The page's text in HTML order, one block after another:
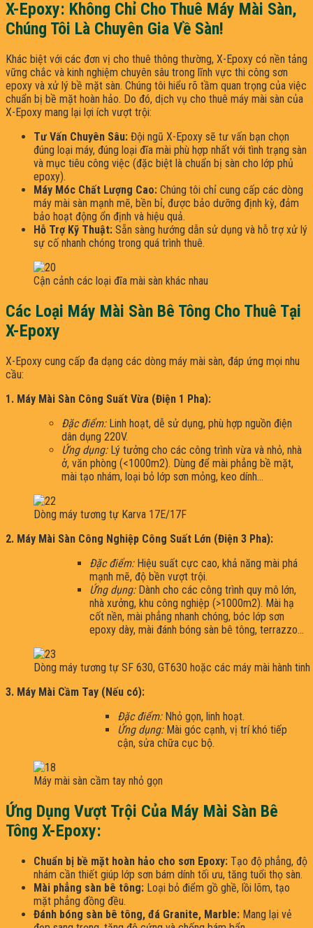
X-Epoxy: Không Chỉ Cho Thuê Máy Mài Sàn,
Chúng Tôi Là Chuyên Gia Về Sàn!
Khác biệt với các đơn vị cho thuê thông thường, X-Epoxy có nền tảng
vững chắc và kinh nghiệm chuyên sâu trong lĩnh vực thi công sơn
epoxy và xử lý bề mặt sàn. Chúng tôi hiểu rõ tầm quan trọng của việc
chuẩn bị bề mặt hoàn hảo. Do đó, dịch vụ cho thuê máy mài sàn của
X-Epoxy mang lại lợi ích vượt trội:
Tư Vấn Chuyên Sâu: Đội ngũ X-Epoxy sẽ tư vấn bạn chọn
đúng loại máy, đúng loại đĩa mài phù hợp nhất với tình trạng sàn
và mục tiêu công việc (đặc biệt là chuẩn bị sàn cho lớp phủ
epoxy).
Máy Móc Chất Lượng Cao: Chúng tôi chỉ cung cấp các dòng
máy mài sàn mạnh mẽ, bền bỉ, được bảo dưỡng định kỳ, đảm
bảo hoạt động ổn định và hiệu quả.
Hỗ Trợ Kỹ Thuật: Sẵn sàng hướng dẫn sử dụng và hỗ trợ xử lý
sự cố nhanh chóng trong quá trình thuê.
Cận cảnh các loại đĩa mài sàn khác nhau
Các Loại Máy Mài Sàn Bê Tông Cho Thuê Tại
X-Epoxy
X-Epoxy cung cấp đa dạng các dòng máy mài sàn, đáp ứng mọi nhu
cầu:
1. Máy Mài Sàn Công Suất Vừa (Điện 1 Pha):
Đặc điểm:Linh hoạt, dễ sử dụng, phù hợp nguồn điện
dân dụng 220V.
Ứng dụng:Lý tưởng cho các công trình vừa và nhỏ, nhà
ở, văn phòng (<1000m2). Dùng để mài phẳng bề mặt,
mài tạo nhám, loại bỏ lớp sơn mỏng, keo dính…
Dòng máy tương tự Karva 17E/17F
2. Máy Mài Sàn Công Nghiệp Công Suất Lớn (Điện 3 Pha):
Đặc điểm:Hiệu suất cực cao, khả năng mài phá
mạnh mẽ, độ bền vượt trội.
Ứng dụng:Dành cho các công trình quy mô lớn,
nhà xưởng, khu công nghiệp (>1000m2). Mài hạ
cốt nền, mài phẳng nhanh chóng, bóc lớp sơn
epoxy dày, mài đánh bóng sàn bê tông, terrazzo…
Dòng máy tương tự SF 630, GT630 hoặc các máy mài hành tinh
3. Máy Mài Cầm Tay (Nếu có):
Đặc điểm:Nhỏ gọn, linh hoạt.
Ứng dụng:Mài góc cạnh, vị trí khó tiếp
cận, sửa chữa cục bộ.
Máy mài sàn cầm tay nhỏ gọn
Ứng Dụng Vượt Trội Của Máy Mài Sàn Bê
Tông X-Epoxy:
Chuẩn bị bề mặt hoàn hảo cho sơn Epoxy: Tạo độ phẳng, độ
nhám cần thiết giúp lớp sơn bám dính tối ưu, tăng tuổi thọ sàn.
Mài phẳng sàn bê tông: Loại bỏ điểm gồ ghề, lồi lõm, tạo
mặt phẳng đồng đều.
Đánh bóng sàn bê tông, đá Granite, Marble: Mang lại vẻ